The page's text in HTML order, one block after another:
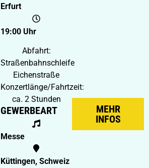
Erfurt
19:00 Uhr
Abfahrt:
Straßenbahnschleife
Eichenstraße
Konzertlänge/Fahrtzeit:
ca. 2 Stunden
GEWERBEART
Messe
Küttingen, Schweiz
MEHR
INFOS